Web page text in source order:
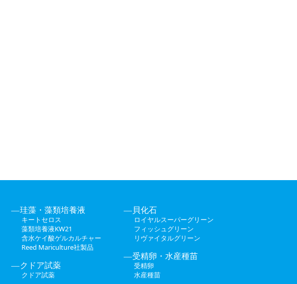
珪藻・藻類培養液
キートセロス
藻類培養液KW21
含水ケイ酸ゲルカルチャー
Reed Mariculture社製品
クドア試薬
クドア試薬
貝化石
ロイヤルスーパーグリーン
フィッシュグリーン
リヴァイタルグリーン
受精卵・水産種苗
受精卵
水産種苗